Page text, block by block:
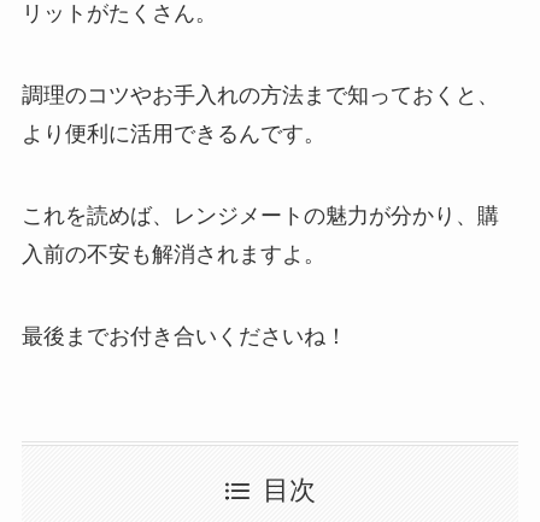
リットがたくさん。
調理のコツやお手入れの方法まで知っておくと、
より便利に活用できるんです。
これを読めば、レンジメートの魅力が分かり、購
入前の不安も解消されますよ。
最後までお付き合いくださいね！
目次